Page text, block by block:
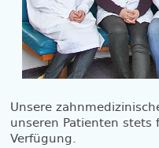
Unsere
unseren Patienten
Verfügung.